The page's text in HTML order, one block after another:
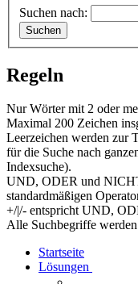
Suchen nach:
Regeln
Nur Wörter mit 2 oder
Maximal 200 Zeichen
Leerzeichen werden zur
für die Suche nach
Indexsuche).
UND, ODER und
standardmäßigen
+/|/- entspricht UND,
Alle Suchbegriffe
Startseite
Lösungen